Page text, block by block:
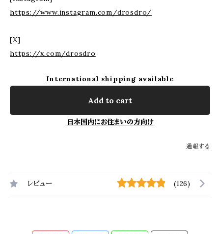
https://www.instagram.com/drosdro/
[X]
https://x.com/drosdro
International shipping available
Add to cart
日本国内にお住まいの方向け
通報する
レビュー (126)